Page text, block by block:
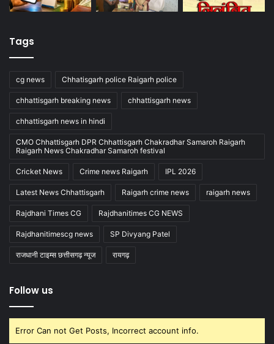
Tags
cg news Chhatisgarh police Raigarh police
chhattisgarh breaking news chhattisgarh news
chhattisgarh news in hindi
CMO Chhattisgarh DPR Chhattisgarh Chakradhar Samaroh Raigarh
Raigarh News Chakradhar Samaroh festival
Cricket News Crime news Raigarh IPL 2026
Latest News Chhattisgarh Raigarh crime news raigarh news
Rajdhani Times CG Rajdhanitimes CG NEWS
Rajdhanitimescg news SP Divyang Patel
राजधानी टाइम्स छत्तीसगढ़ न्यूज रायगढ़
Follow us
Error Can not Get Posts, Incorrect account info.